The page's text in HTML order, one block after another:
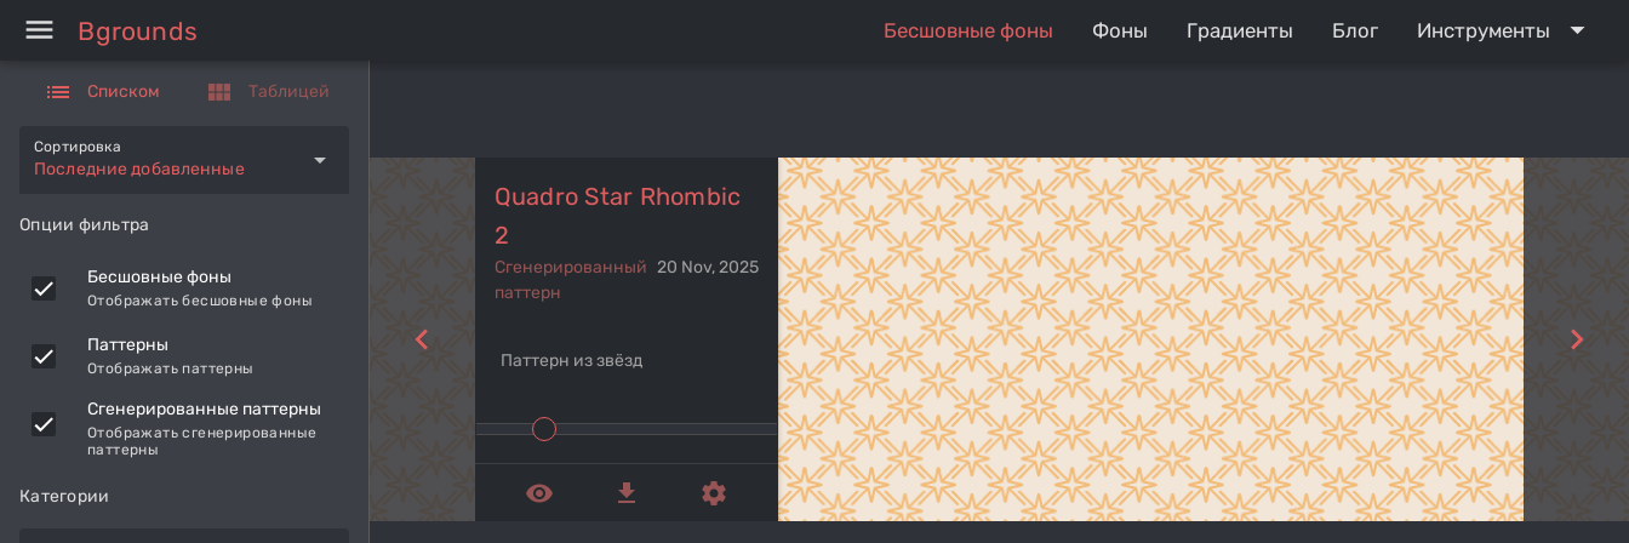
menu Bgrounds Бесшовные фоны Фоны Градиенты Блог Инструменты arrow_drop_down
list Списком view_module Таблицей
Последние добавленные
Сортировка arrow_drop_down
Опции фильтра
Бесшовные фоны
Отображать бесшовные фоны
Паттерны
Отображать паттерны
Сгенерированные паттерны
Отображать сгенерированные
паттерны
Категории
navigate_before
Quadro Star Rhombic
2
20 Nov, 2025
Сгенерированный
паттерн
Паттерн из звёзд
remove_red_eye get_app settings
navigate_next